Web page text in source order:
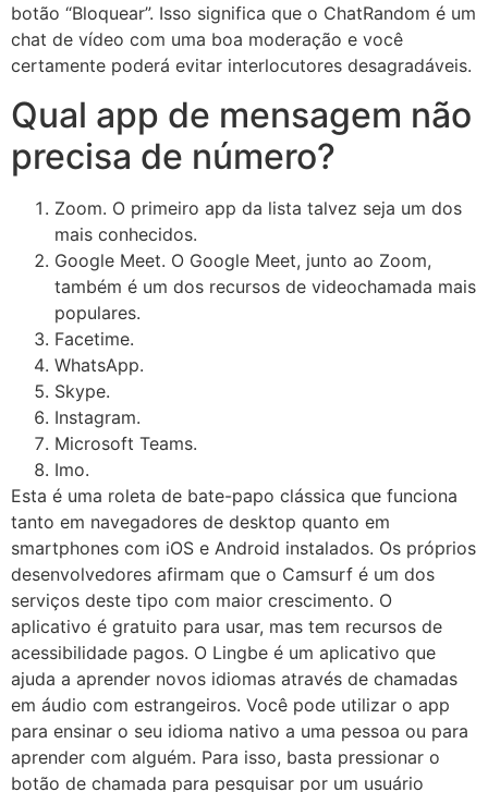
botão “Bloquear”. Isso significa que o ChatRandom é um
chat de vídeo com uma boa moderação e você
certamente poderá evitar interlocutores desagradáveis.
Qual app de mensagem não
precisa de número?
Zoom. O primeiro app da lista talvez seja um dos
mais conhecidos.
Google Meet. O Google Meet, junto ao Zoom,
também é um dos recursos de videochamada mais
populares.
Facetime.
WhatsApp.
Skype.
Instagram.
Microsoft Teams.
Imo.
Esta é uma roleta de bate-papo clássica que funciona
tanto em navegadores de desktop quanto em
smartphones com iOS e Android instalados. Os próprios
desenvolvedores afirmam que o Camsurf é um dos
serviços deste tipo com maior crescimento. O
aplicativo é gratuito para usar, mas tem recursos de
acessibilidade pagos. O Lingbe é um aplicativo que
ajuda a aprender novos idiomas através de chamadas
em áudio com estrangeiros. Você pode utilizar o app
para ensinar o seu idioma nativo a uma pessoa ou para
aprender com alguém. Para isso, basta pressionar o
botão de chamada para pesquisar por um usuário